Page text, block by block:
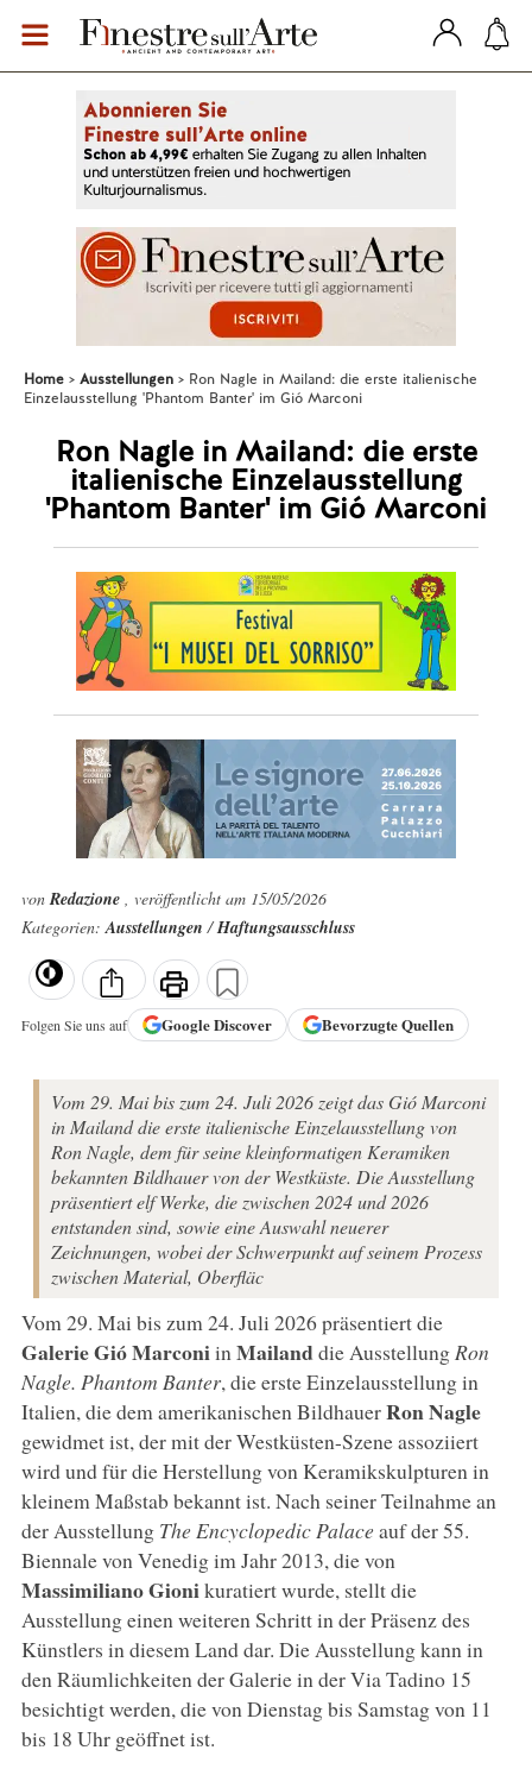
Home Ausstellungen
Ron Nagle in Mailand: die erste italienische
Einzelausstellung 'Phantom Banter' im Gió Marconi
Ron Nagle in Mailand: die erste
italienische Einzelausstellung
'Phantom Banter' im Gió Marconi
vonRedazione , veröffentlicht am 15/05/2026
Kategorien:Ausstellungen/Haftungsausschluss
Folgen Sie uns auf GoogleDiscover Bevorzugte Quellen
Vom 29. Mai bis zum 24. Juli 2026 zeigt das Gió Marconi
in Mailand die erste italienische Einzelausstellung von
Ron Nagle, dem für seine kleinformatigen Keramiken
bekannten Bildhauer von der Westküste. Die Ausstellung
präsentiert elf Werke, die zwischen 2024 und 2026
entstanden sind, sowie eine Auswahl neuerer
Zeichnungen, wobei der Schwerpunkt auf seinem Prozess
zwischen Material, Oberfläc
Vom 29. Mai bis zum 24. Juli 2026 präsentiert die
Galerie Gió Marconiin Mailanddie Ausstellung Ron
Nagle. Phantom Banter, die erste Einzelausstellung in
Italien, die dem amerikanischen BildhauerRonNagle
gewidmet ist, der mit der Westküsten-Szene assoziiert
wird und für die Herstellung von Keramikskulpturen in
kleinem Maßstab bekannt ist. Nach seiner Teilnahme an
der Ausstellung The Encyclopedic Palaceauf der 55.
Biennale von Venedig im Jahr 2013, die von
MassimilianoGionikuratiert wurde, stellt die
Ausstellung einen weiteren Schritt in der Präsenz des
Künstlers in diesem Land dar. Die Ausstellung kann in
den Räumlichkeiten der Galerie in der Via Tadino 15
besichtigt werden, die von Dienstag bis Samstag von 11
bis 18 Uhr geöffnet ist.